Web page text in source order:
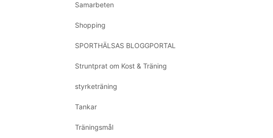
Samarbeten
Shopping
SPORTHÄLSAS BLOGGPORTAL
Struntprat om Kost & Träning
styrketräning
Tankar
Träningsmål